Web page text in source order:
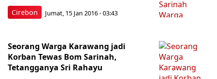
Cirebon Jumat, 15 Jan 2016 - 03:43
Seorang Warga Karawang jadi
Korban Tewas Bom Sarinah,
Tetangganya Sri Rahayu